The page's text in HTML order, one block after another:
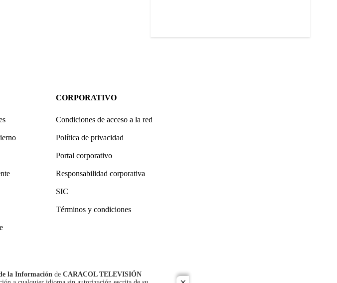
CORPORATIVO
Condiciones de acceso a la red
Política de privacidad
Portal corporativo
Responsabilidad corporativa
SIC
Términos y condiciones
la Información de CARACOL TELEVISIÓN